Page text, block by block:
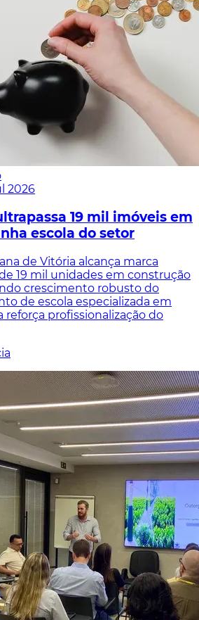
2026
19 mil imóveis em
escola do setor
de Vitória alcança marca
19 mil unidades em construção
crescimento robusto do
de escola especializada em
reforça profissionalização do